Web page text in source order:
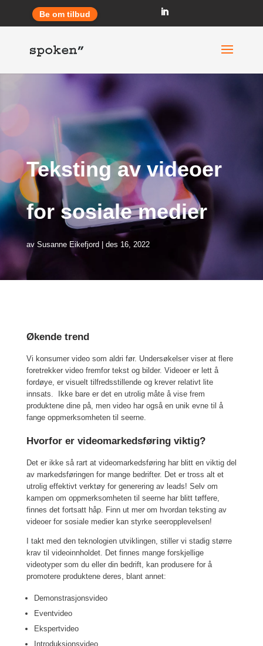
Be om tilbud
Teksting av videoer
for sosiale medier
av Susanne Eikefjord des 16, 2022
Økende trend
Vi konsumer video som aldri før. Undersøkelser viser at flere
foretrekker video fremfor tekst og bilder. Videoer er lett å
fordøye, er visuelt tilfredsstillende og krever relativt lite
innsats. Ikke bare er det en utrolig måte å vise frem
produktene dine på, men video har også en unik evne til å
fange oppmerksomheten til seerne.
Hvorfor er videomarkedsføring viktig?
Det er ikke så rart at videomarkedsføring har blitt en viktig del
av markedsføringen for mange bedrifter. Det er tross alt et
utrolig effektivt verktøy for generering av leads! Selv om
kampen om oppmerksomheten til seerne har blitt tøffere,
finnes det fortsatt håp. Finn ut mer om hvordan teksting av
videoer for sosiale medier kan styrke seeropplevelsen!
I takt med den teknologien utviklingen, stiller vi stadig større
krav til videoinnholdet. Det finnes mange forskjellige
videotyper som du eller din bedrift, kan produsere for å
promotere produktene deres, blant annet:
Demonstrasjonsvideo
Eventvideo
Ekspertvideo
Introduksjonsvideo